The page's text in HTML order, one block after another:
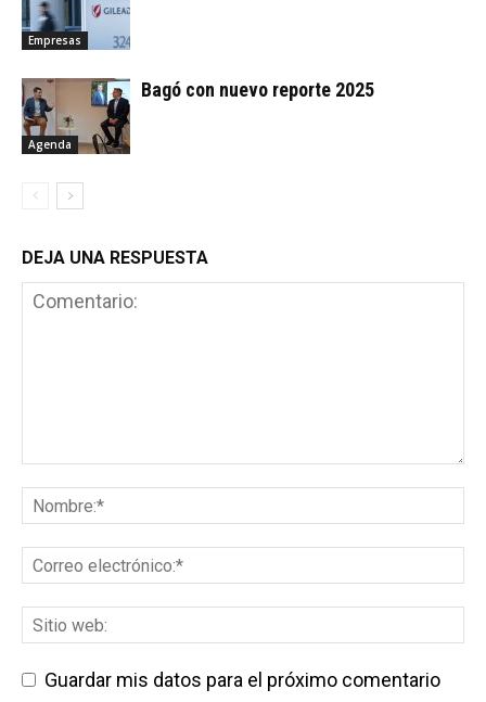
Empresas
Agenda
Bagó con nuevo reporte 2025
DEJA UNA RESPUESTA
Guardar mis datos para el próximo comentario